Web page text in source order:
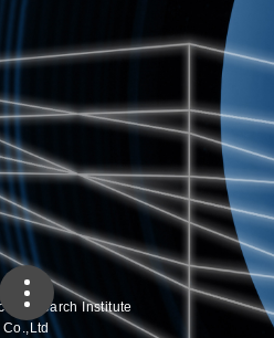
Research Institute
Co.,Ltd